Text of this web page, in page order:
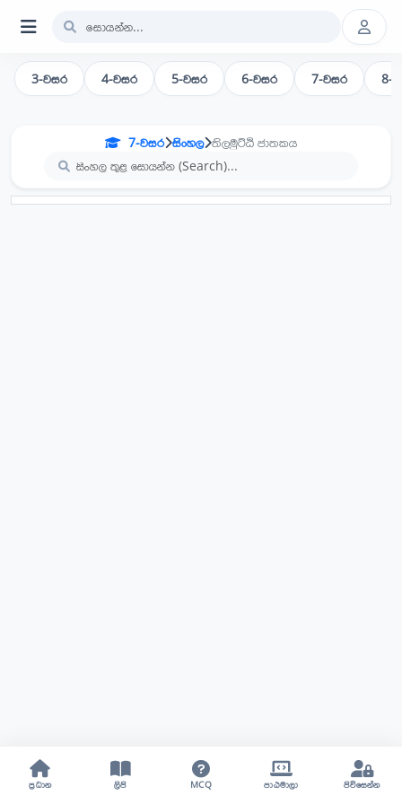
3-වසර 4-වසර 5-වසර 6-වසර 7-වසර 8-
7-වසර සිංහල තිලමුට්ඨි ජාතකය
ප්‍රධාන ලිපි MCQ පාඨමාලා පිවිසෙන්න